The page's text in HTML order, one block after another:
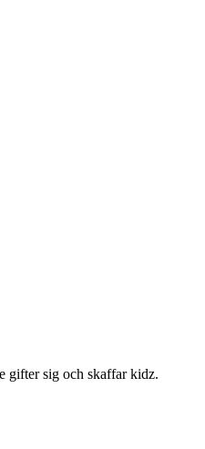
gifter sig och skaffar kidz.